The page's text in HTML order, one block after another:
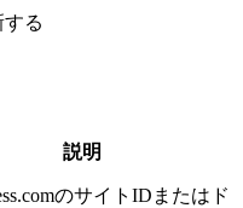
する
説明
のサイトIDまたはド